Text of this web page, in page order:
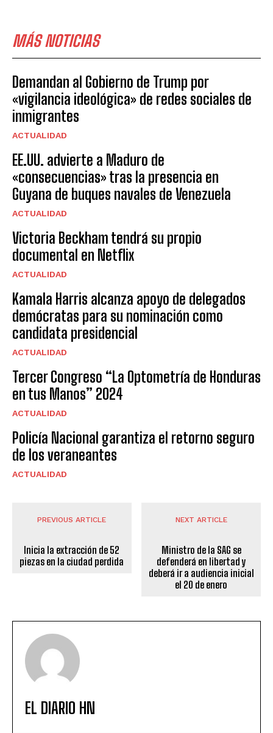
MÁS NOTICIAS
Demandan al Gobierno de Trump por
«vigilancia ideológica» de redes sociales de
inmigrantes
ACTUALIDAD
EE.UU. advierte a Maduro de
«consecuencias» tras la presencia en
Guyana de buques navales de Venezuela
ACTUALIDAD
Victoria Beckham tendrá su propio
documental en Netflix
ACTUALIDAD
Kamala Harris alcanza apoyo de delegados
demócratas para su nominación como
candidata presidencial
ACTUALIDAD
Tercer Congreso “La Optometría de Honduras
en tus Manos” 2024
ACTUALIDAD
Policía Nacional garantiza el retorno seguro
de los veraneantes
ACTUALIDAD
PREVIOUS ARTICLE
Inicia la extracción de 52
piezas en la ciudad perdida
NEXT ARTICLE
Ministro de la SAG se
defenderá en libertad y
deberá ir a audiencia inicial
el 20 de enero
EL DIARIO HN